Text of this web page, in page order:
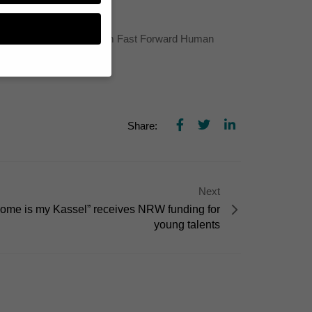
von Jan Tenhaven am Fast Forward Human
Share:
Next
is my Kassel” receives NRW funding for
young talents
erforderlich.